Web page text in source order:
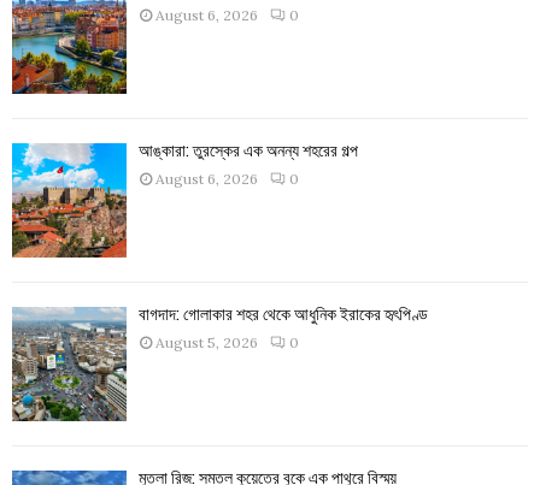
August 6, 2026 0
আঙ্কারা: তুরস্কের এক অনন্য শহরের গল্প
August 6, 2026 0
বাগদাদ: গোলাকার শহর থেকে আধুনিক ইরাকের হৃৎপিণ্ড
August 5, 2026 0
মুতলা রিজ: সমতল কুয়েতের বুকে এক পাথুরে বিস্ময়